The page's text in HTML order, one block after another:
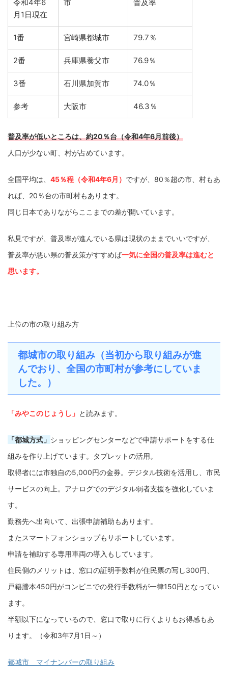
令和4年6
月1日現在
市 普及率
1番 宮崎県都城市 79.7％
2番 兵庫県養父市 76.9％
3番 石川県加賀市 74.0％
参考 大阪市 46.3％
普及率が低いところは、約20％台（令和4年6月前後）
人口が少ない町、村が占めています。
全国平均は、 45％程（令和4年6月） ですが、80％超の市、村もあ
れば、20％台の市町村もあります。
同じ日本でありながらここまでの差が開いています。
私見ですが、普及率が進んでいる県は現状のままでいいですが、
普及率が悪い県の普及策がすすめば一気に全国の普及率は進むと
思います。
上位の市の取り組み方
都城市の取り組み（当初から取り組みが進
んでおり、全国の市町村が参考にしていま
した。）
「みやこのじょうし」 と読みます。
「都城方式」 ショッピングセンターなどで申請サポートをする仕
組みを作り上げています。タブレットの活用。
取得者には市独自の5,000円の金券。デジタル技術を活用し、市民
サービスの向上。アナログでのデジタル弱者支援を強化していま
す。
勤務先へ出向いて、出張申請補助もあります。
またスマートフォンショップもサポートしています。
申請を補助する専用車両の導入もしています。
住民側のメリットは、窓口の証明手数料が住民票の写し300円、
戸籍謄本450円がコンビニでの発行手数料が一律150円となってい
ます。
半額以下になっているので、窓口で取りに行くよりもお得感もあ
ります。（令和3年7月1日～）
都城市 マイナンバーの取り組み